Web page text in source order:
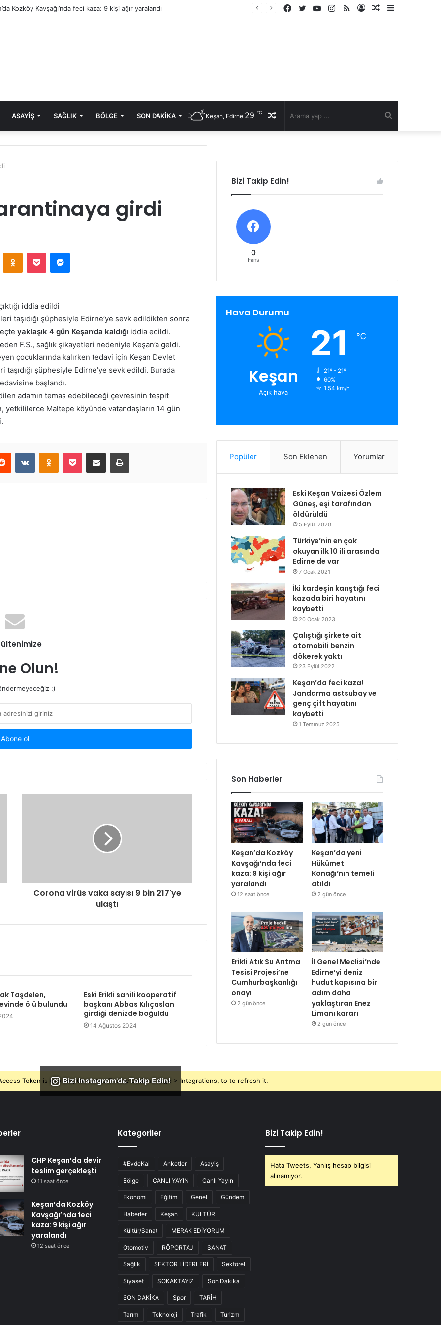
Kozköy Kavşağı’nda feci kaza: 9 kişi ağır yaralandı
Kenar
Rastgele
Kayıt
RSS
Instagram
YouTube
Twitter
Facebook
ASAYIŞ SAĞLIK BÖLGE SON DAKIKA Rastgele
Keşan, Edirne 29 ℃
girdi
Odnoklassniki
Pocket Messenger
iddia edildi
taşıdığı şüphesiyle Edirne’ye sevk edildikten sonra
yaklaşık 4 gün Keşan’da kaldığı iddia edildi.
F.S., sağlık şikayetleri nedeniyle Keşan’a geldi.
çocuklarında kalırken tedavi için Keşan Devlet
şüphesiyle Edirne’ye sevk edildi. Burada
başlandı.
adamın temas edebileceği çevresinin tespit
yetkililerce Maltepe köyünde vatandaşların 14 gün
Reddit VKontakteOdnoklassniki
Pocket E-Posta ile paylaş Yazdır
Olun!
:)
Corona virüs vaka sayısı 9 bin 217'ye
ulaştı
Taşdelen,
ölü bulundu
Eski Erikli sahili kooperatif
başkanı Abbas Kılıçaslan
girdiği denizde boğuldu
14 Ağustos 2024
Bizi Takip Edin!
0
Fans
Hava Durumu
Keşan
Açık hava
21 ℃
21º - 21º
60%
1.54 km/h
Popüler Son Eklenen Yorumlar
Eski Keşan Vaizesi Özlem
Güneş, eşi tarafından
öldürüldü
5 Eylül 2020
Türkiye’nin en çok
okuyan ilk 10 ili arasında
Edirne de var
7 Ocak 2021
İki kardeşin karıştığı feci
kazada biri hayatını
kaybetti
20 Ocak 2023
Çalıştığı şirkete ait
otomobili benzin
dökerek yaktı
23 Eylül 2022
Keşan’da feci kaza!
Jandarma astsubay ve
genç çift hayatını
kaybetti
1 Temmuz 2025
Son Haberler
Keşan’da Kozköy
Kavşağı’nda feci
kaza: 9 kişi ağır
yaralandı
12 saat önce
Keşan’da yeni
Hükümet
Konağı’nın temeli
atıldı
2 gün önce
Erikli Atık Su Arıtma
Tesisi Projesi’ne
Cumhurbaşkanlığı
onayı
2 gün önce
İl Genel Meclisi’nde
Edirne’yi deniz
hudut kapısına bir
adım daha
yaklaştıran Enez
Limanı kararı
2 gün önce
Bizi Instagram'da Takip Edin!
Token is expired, Go to the Theme options page > Integrations, to to refresh it.
CHP Keşan’da devir
teslim gerçekleşti
11 saat önce
Keşan’da Kozköy
Kavşağı’nda feci
kaza: 9 kişi ağır
yaralandı
12 saat önce
Kategoriler
#EvdeKal Anketler Asayiş
Bölge CANLI YAYIN Canlı Yayın
Ekonomi Eğitim Genel Gündem
Haberler Keşan KÜLTÜR
Kültür/Sanat MERAK EDİYORUM
Otomotiv RÖPORTAJ SANAT
Sağlık SEKTÖR LİDERLERİ Sektörel
Siyaset SOKAKTAYIZ Son Dakika
SON DAKİKA Spor TARİH
Tarım Teknoloji Trafik Turizm
Bizi Takip Edin!
Hata Tweets, Yanlış hesap bilgisi
alınamıyor.